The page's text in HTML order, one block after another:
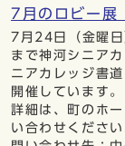
7月のロビー展
7月24日（金曜
まで神河シニア
ニアカレッジ書
開催しています。
詳細は、町のホ
い合わせください